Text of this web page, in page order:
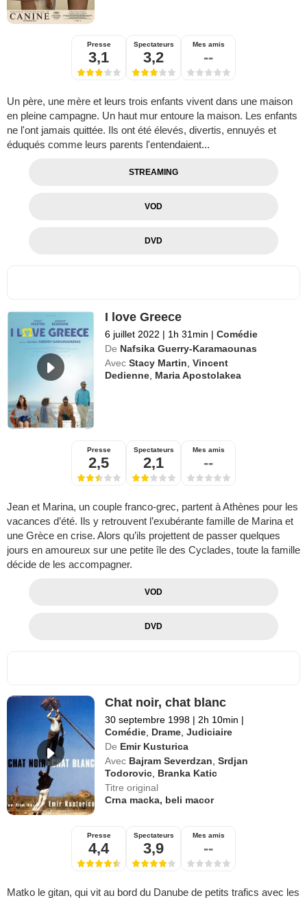
Presse
3,1
Spectateurs
3,2
Mes amis
--
Un père, une mère et leurs trois enfants vivent dans une maison
en pleine campagne. Un haut mur entoure la maison. Les enfants
ne l'ont jamais quittée. Ils ont été élevés, divertis, ennuyés et
éduqués comme leurs parents l'entendaient...
STREAMING
VOD
DVD
I love Greece
6 juillet 2022 | 1h 31min | Comédie
De Nafsika Guerry-Karamaounas
Avec Stacy Martin ,Vincent
Dedienne Maria Apostolakea
Presse
2,5
Spectateurs
2,1
Mes amis
--
Jean et Marina, un couple franco-grec, partent à Athènes pour les
vacances d’été. Ils y retrouvent l’exubérante famille de Marina et
une Grèce en crise. Alors qu’ils projettent de passer quelques
jours en amoureux sur une petite île des Cyclades, toute la famille
décide de les accompagner.
VOD
DVD
Chat noir, chat blanc
30 septembre 1998 | 2h 10min |
Comédie Drame ,Judiciaire
De Emir Kusturica
Avec Bajram Severdzan ,Srdjan
Todorovic Branka Katic
Titre original
Crna macka, beli macor
Presse
4,4
Spectateurs
3,9
Mes amis
--
Matko le gitan, qui vit au bord du Danube de petits trafics avec les